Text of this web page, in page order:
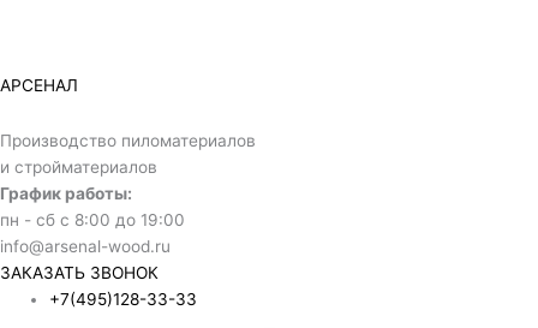
АРСЕНАЛ
Производство пиломатериалов
и стройматериалов
График работы:
пн - сб с 8:00 до 19:00
info@arsenal-wood.ru
ЗАКАЗАТЬ ЗВОНОК
+7(495)128-33-33
бруса
м
2